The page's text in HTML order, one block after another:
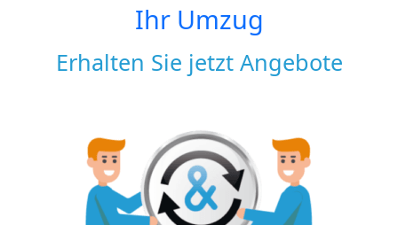
Ihr Umzug
Erhalten Sie jetzt Angebote